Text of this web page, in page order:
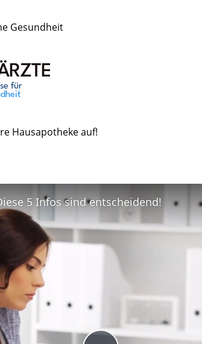
Gesundheit
Hausapotheke auf!
5 Infos sind entscheidend!